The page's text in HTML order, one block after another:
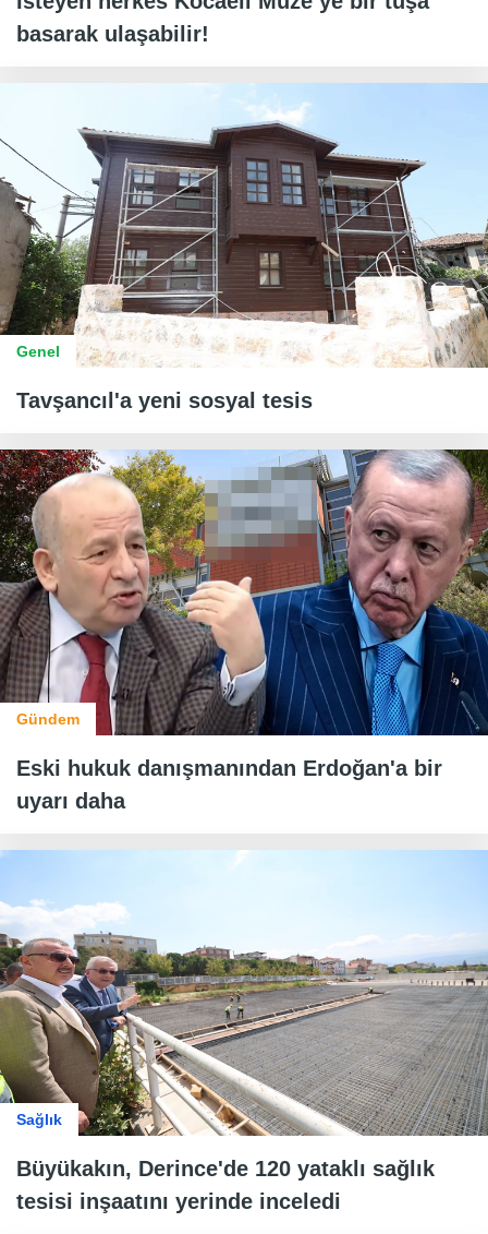
basarak ulaşabilir!
Genel
Tavşancıl'a yeni sosyal tesis
Gündem
Eski hukuk danışmanından Erdoğan'a bir
uyarı daha
Sağlık
Büyükakın, Derince'de 120 yataklı sağlık
tesisi inşaatını yerinde inceledi